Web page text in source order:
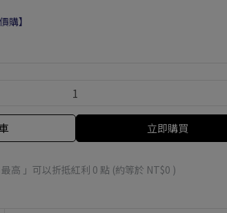
購】
立即購買
高 」可以折抵紅利 0 點 (約等於 NT$0 )